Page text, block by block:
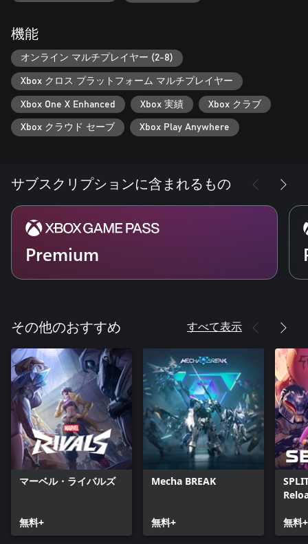
膨大なサイバネティック パーツからファイターの武器や能力を
パワーアップしよう。パーツは、すべてゲームを通じて入手で
きる。ホバーボード マウントをカスタマイズして、Bleeding
Edge の活気あるサイバーパンクの世界をスタイリッシュに乗り
越えよう。
機能
オンライン マルチプレイヤー (2-8)
Xbox クロス プラットフォーム マルチプレイヤー
Xbox One X Enhanced Xbox 実績 Xbox クラブ
Xbox クラウド セーブ Xbox Play Anywhere
サブスクリプションに含まれるもの
Premium
その他のおすすめ すべて表示
マーベル・ライバルズ
無料+
Mecha BREAK
無料+ 無料+